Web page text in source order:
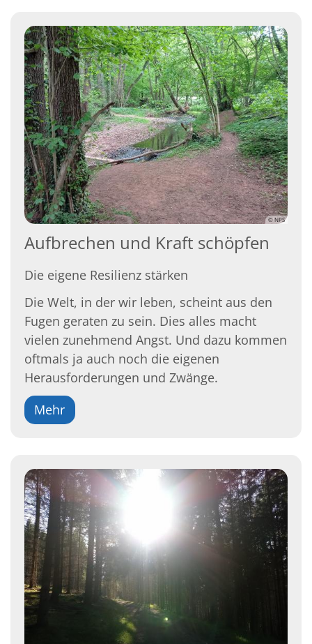
© NPS
Aufbrechen und Kraft schöpfen
Die eigene Resilienz stärken
Die Welt, in der wir leben, scheint aus den
Fugen geraten zu sein. Dies alles macht
vielen zunehmend Angst. Und dazu kommen
oftmals ja auch noch die eigenen
Herausforderungen und Zwänge.
Mehr